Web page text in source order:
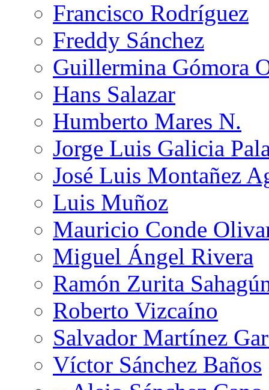
Francisco Rodríguez
Freddy Sánchez
Guillermina Gómora
Hans Salazar
Humberto Mares N.
Jorge Luis Galicia
José Luis Montañez
Luis Muñoz
Mauricio Conde
Miguel Ángel Rivera
Ramón Zurita
Roberto Vizcaíno
Salvador Martínez
Víctor Sánchez Baños